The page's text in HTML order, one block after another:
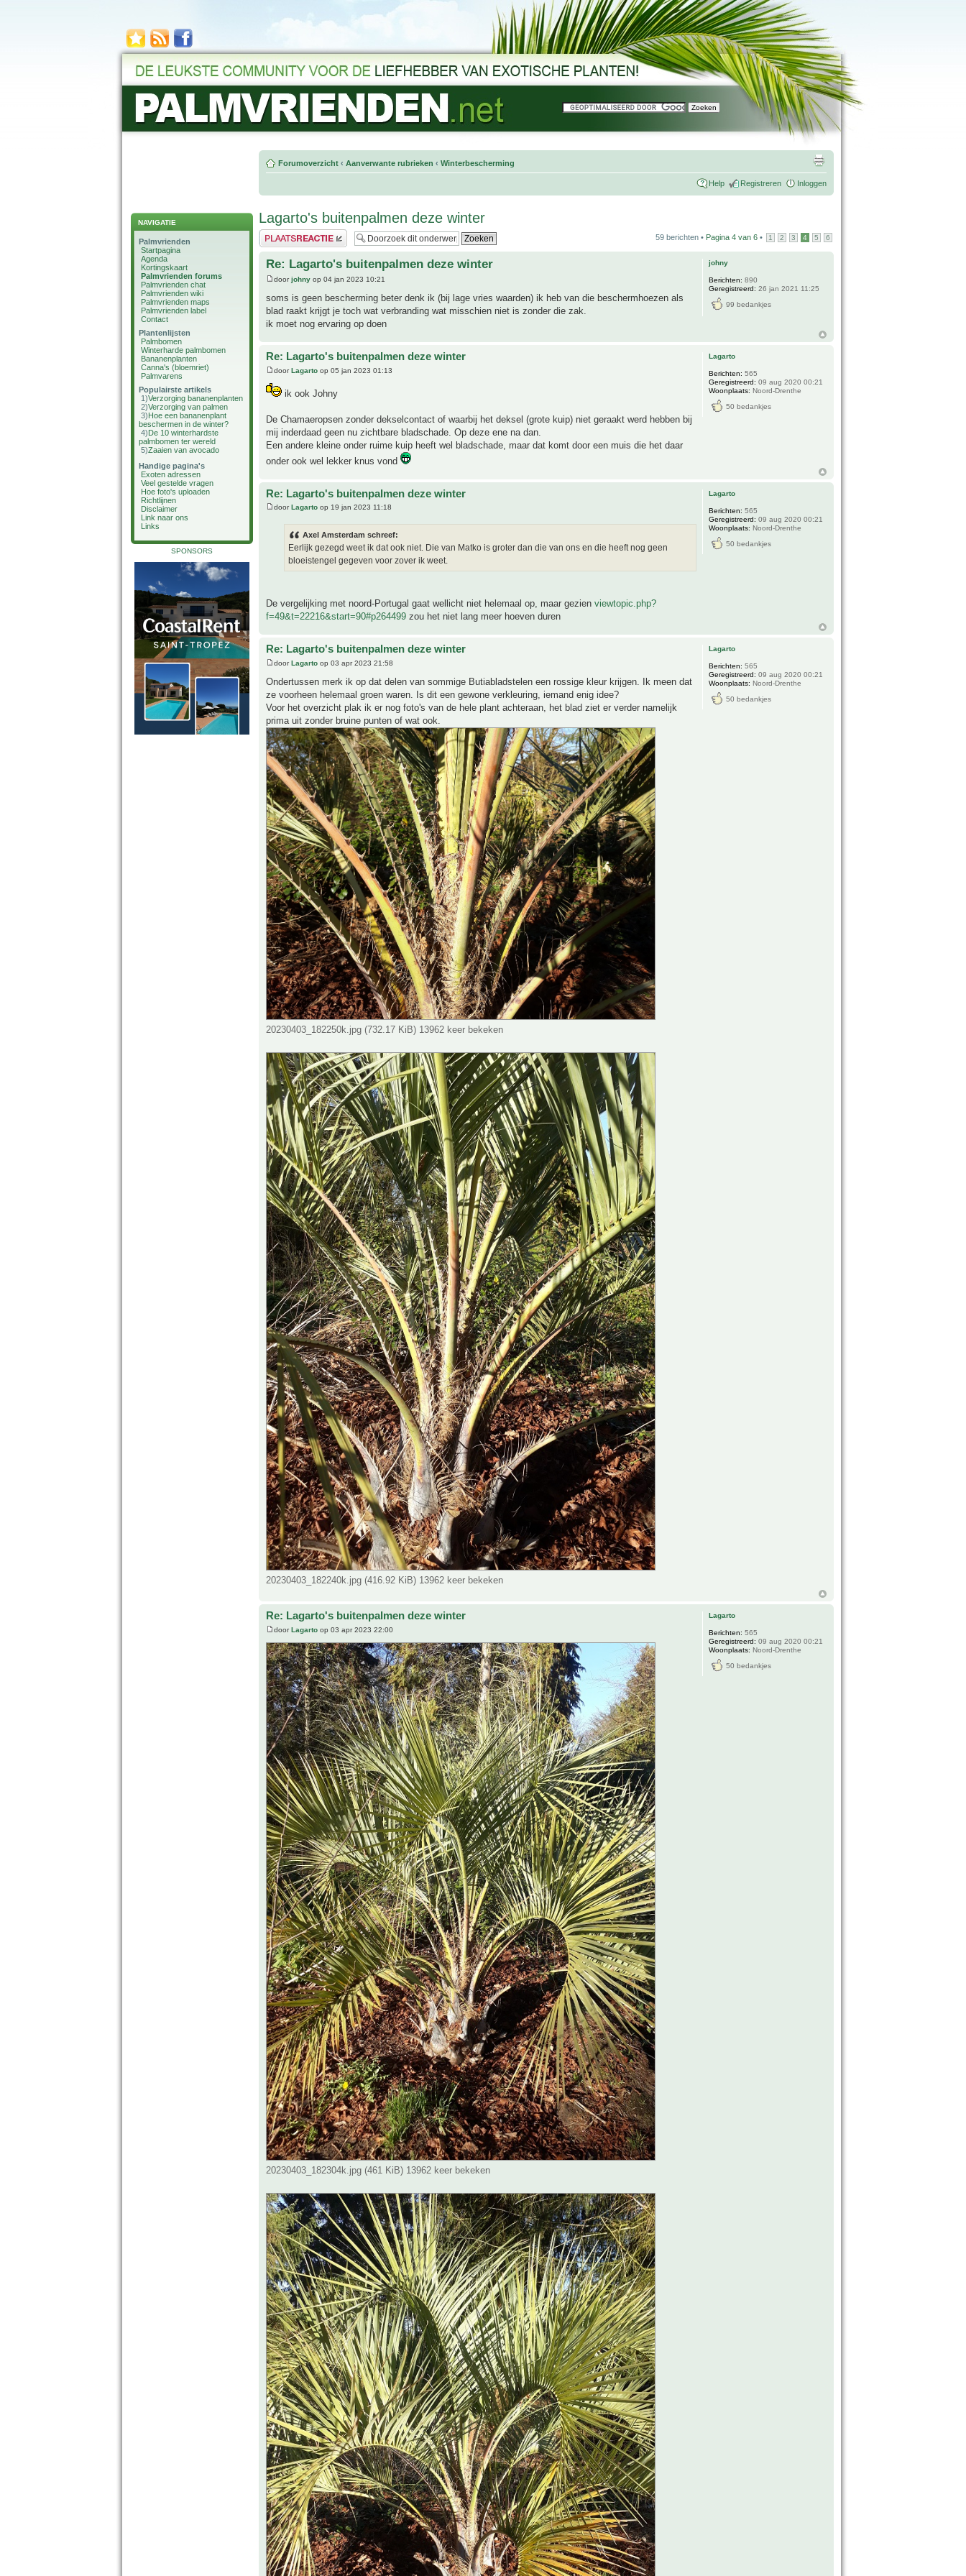
NAVIGATIE
Palmvrienden
Startpagina
Agenda
Kortingskaart
Palmvrienden forums
Palmvrienden chat
Palmvrienden wiki
Palmvrienden maps
Palmvrienden label
Contact
Plantenlijsten
Palmbomen
Winterharde palmbomen
Bananenplanten
Canna's (bloemriet)
Palmvarens
Populairste artikels
1)Verzorging bananenplanten
2)Verzorging van palmen
3)Hoe een bananenplant
beschermen in de winter?
4)De 10 winterhardste
palmbomen ter wereld
5)Zaaien van avocado
Handige pagina's
Exoten adressen
Veel gestelde vragen
Hoe foto's uploaden
Richtlijnen
Disclaimer
Link naar ons
Links
SPONSORS
Forumoverzicht ‹ Aanverwante rubrieken ‹ Winterbescherming
Help Registreren Inloggen
Lagarto's buitenpalmen deze winter
Plaats een reactie 59 berichten • Pagina 4 van 6 • 1 2 3 4 5 6
Re: Lagarto's buitenpalmen deze winter
doorjohny op 04 jan 2023 10:21
soms is geen bescherming beter denk ik (bij lage vries waarden) ik heb van die beschermhoezen als
blad raakt krijgt je toch wat verbranding wat misschien niet is zonder die zak.
ik moet nog ervaring op doen
johny
Berichten: 890
Geregistreerd: 26 jan 2021 11:25
99 bedankjes
Re: Lagarto's buitenpalmen deze winter
doorLagarto op 05 jan 2023 01:13
ik ook Johny
De Chamaeropsen zonder dekselcontact of waarbij het deksel (grote kuip) niet geraakt werd hebben bij
mij inderdaad geen nu zichtbare bladschade. Op deze ene na dan.
Een andere kleine onder ruime kuip heeft wel bladschade, maar dat komt door een muis die het daar
onder ook wel lekker knus vond
Lagarto
Berichten: 565
Geregistreerd: 09 aug 2020 00:21
Woonplaats: Noord-Drenthe
50 bedankjes
Re: Lagarto's buitenpalmen deze winter
doorLagarto op 19 jan 2023 11:18
Axel Amsterdam schreef:
Eerlijk gezegd weet ik dat ook niet. Die van Matko is groter dan die van ons en die heeft nog geen
bloeistengel gegeven voor zover ik weet.
De vergelijking met noord-Portugal gaat wellicht niet helemaal op, maar gezien viewtopic.php?
f=49&t=22216&start=90#p264499 zou het niet lang meer hoeven duren
Lagarto
Berichten: 565
Geregistreerd: 09 aug 2020 00:21
Woonplaats: Noord-Drenthe
50 bedankjes
Re: Lagarto's buitenpalmen deze winter
doorLagarto op 03 apr 2023 21:58
Ondertussen merk ik op dat delen van sommige Butiabladstelen een rossige kleur krijgen. Ik meen dat
ze voorheen helemaal groen waren. Is dit een gewone verkleuring, iemand enig idee?
Voor het overzicht plak ik er nog foto's van de hele plant achteraan, het blad ziet er verder namelijk
prima uit zonder bruine punten of wat ook.
20230403_182250k.jpg (732.17 KiB) 13962 keer bekeken
20230403_182240k.jpg (416.92 KiB) 13962 keer bekeken
Lagarto
Berichten: 565
Geregistreerd: 09 aug 2020 00:21
Woonplaats: Noord-Drenthe
50 bedankjes
Re: Lagarto's buitenpalmen deze winter
doorLagarto op 03 apr 2023 22:00
20230403_182304k.jpg (461 KiB) 13962 keer bekeken
Lagarto
Berichten: 565
Geregistreerd: 09 aug 2020 00:21
Woonplaats: Noord-Drenthe
50 bedankjes